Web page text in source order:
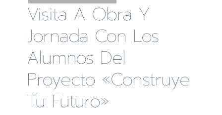
Visita A Obra Y
Jornada Con Los
Alumnos Del
Proyecto «Construye
Tu Futuro»